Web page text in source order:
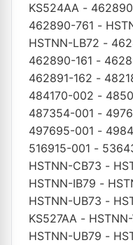
KS524AA -
462890-761 -
HSTNN-LB72 -
462890-161 -
462891-162 -
484170-002 -
487354-001 -
497695-001 -
516915-001 -
HSTNN-CB73 -
HSTNN-IB79 -
HSTNN-UB73 -
KS527AA -
HSTNN-UB79 -